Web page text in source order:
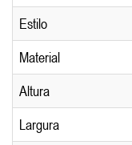
Estilo
Material
Altura
Largura